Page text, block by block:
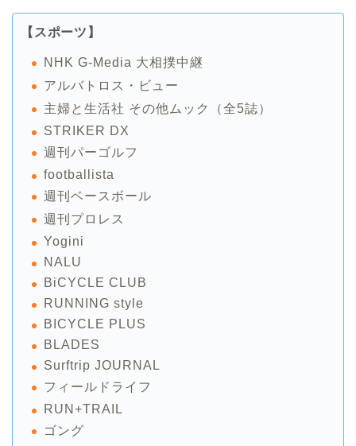
【スポーツ】
NHK G-Media 大相撲中継
アルバトロス・ビュー
主婦と生活社 その他ムック（全5誌）
STRIKER DX
週刊パーゴルフ
footballista
週刊ベースボール
週刊プロレス
Yogini
NALU
BiCYCLE CLUB
RUNNING style
BICYCLE PLUS
BLADES
Surftrip JOURNAL
フィールドライフ
RUN+TRAIL
ゴング